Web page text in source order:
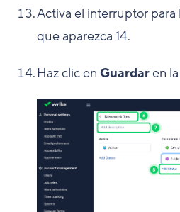
Activa el interruptor
que aparezca 14.
Haz clic en Guardaren